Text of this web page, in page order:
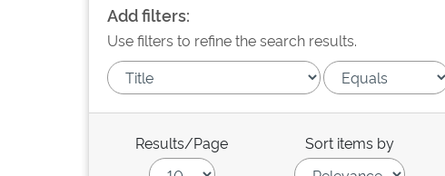
Add filters:
Use filters to refine the search results.
Results/Page Sort items by